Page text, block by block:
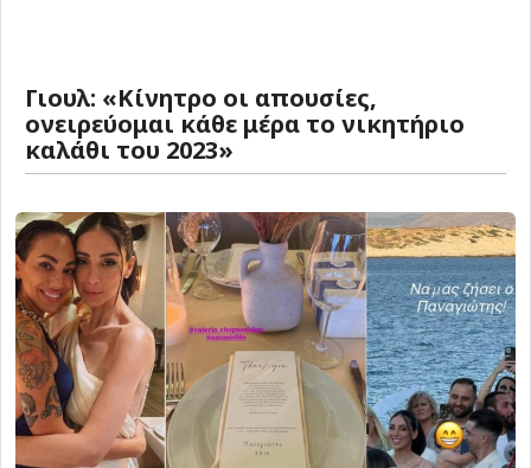
Γιουλ: «Κίνητρο οι απουσίες,
ονειρεύομαι κάθε μέρα το νικητήριο
καλάθι του 2023»